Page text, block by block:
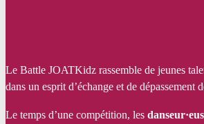
Le Battle JOATKidz rassemble de jeunes
dans un esprit d’échange et de dépassement
Le temps d’une compétition, les